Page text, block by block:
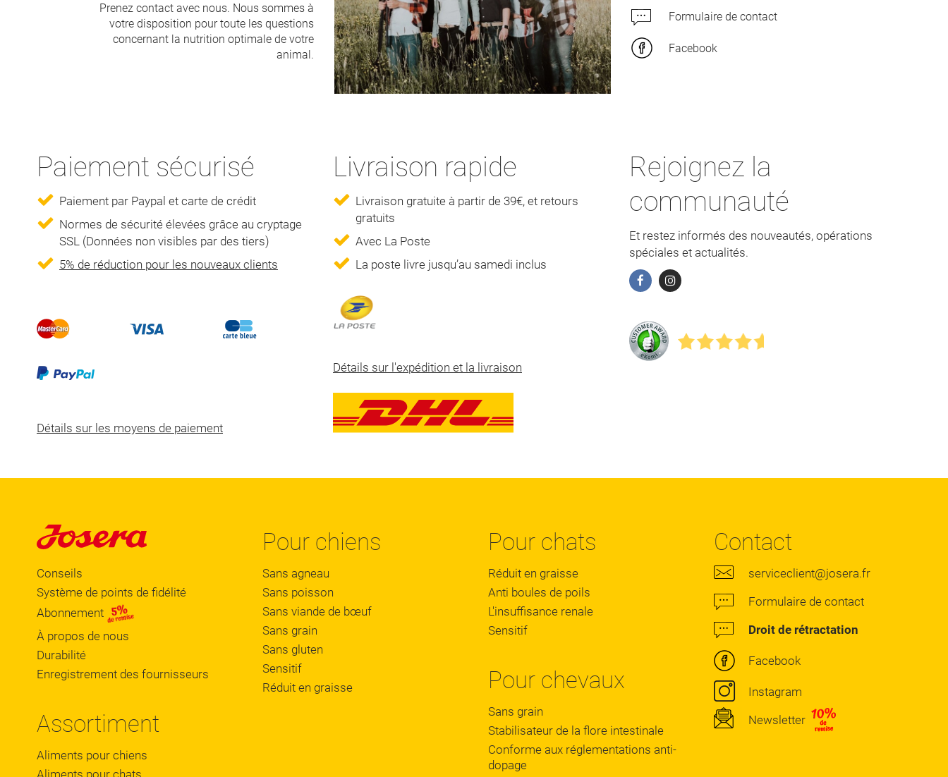
Prenez contact avec nous. Nous sommes à
votre disposition pour toute les questions
concernant la nutrition optimale de votre
animal.
Formulaire de contact
Facebook
Paiement sécurisé
Paiement par Paypal et carte de crédit
Normes de sécurité élevées grâce au cryptage
SSL (Données non visibles par des tiers)
5% de réduction pour les nouveaux clients
Détails sur les moyens de paiement
Livraison rapide
Livraison gratuite à partir de 39€, et retours
gratuits
Avec La Poste
La poste livre jusqu’au samedi inclus
Détails sur l'expédition et la livraison
Rejoignez la
communauté
Et restez informés des nouveautés, opérations
spéciales et actualités.
Conseils
Système de points de fidélité
Abonnement
À propos de nous
Durabilité
Enregistrement des fournisseurs
Assortiment
Aliments pour chiens
Pour chiens
Sans agneau
Sans poisson
Sans viande de bœuf
Sans grain
Sans gluten
Sensitif
Réduit en graisse
Pour chats
Réduit en graisse
Anti boules de poils
L'insuffisance renale
Sensitif
Pour chevaux
Sans grain
Stabilisateur de la flore intestinale
Conforme aux réglementations anti-
dopage
Contact
serviceclient@josera.fr
Formulaire de contact
Droit de rétractation
Facebook
Instagram
Newsletter